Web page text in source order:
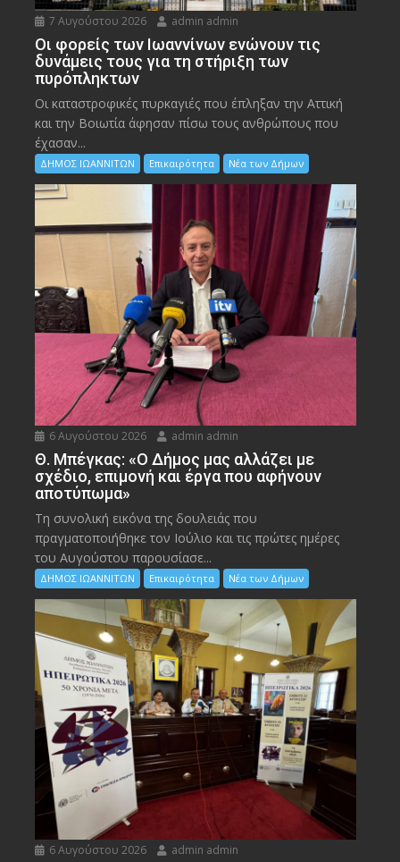
7 Αυγούστου 2026 admin admin
Οι φορείς των Ιωαννίνων ενώνουν τις
δυνάμεις τους για τη στήριξη των
πυρόπληκτων
Οι καταστροφικές πυρκαγιές που έπληξαν την Αττική
και την Bοιωτία άφησαν πίσω τους ανθρώπους που
έχασαν...
ΔΗΜΟΣ ΙΩΑΝΝΙΤΩΝ Επικαιρότητα Νέα των Δήμων
6 Αυγούστου 2026 admin admin
Θ. Μπέγκας: «Ο Δήμος μας αλλάζει με
σχέδιο, επιμονή και έργα που αφήνουν
αποτύπωμα»
Τη συνολική εικόνα της δουλειάς που
πραγματοποιήθηκε τον Ιούλιο και τις πρώτες ημέρες
του Αυγούστου παρουσίασε...
ΔΗΜΟΣ ΙΩΑΝΝΙΤΩΝ Επικαιρότητα Νέα των Δήμων
6 Αυγούστου 2026 admin admin